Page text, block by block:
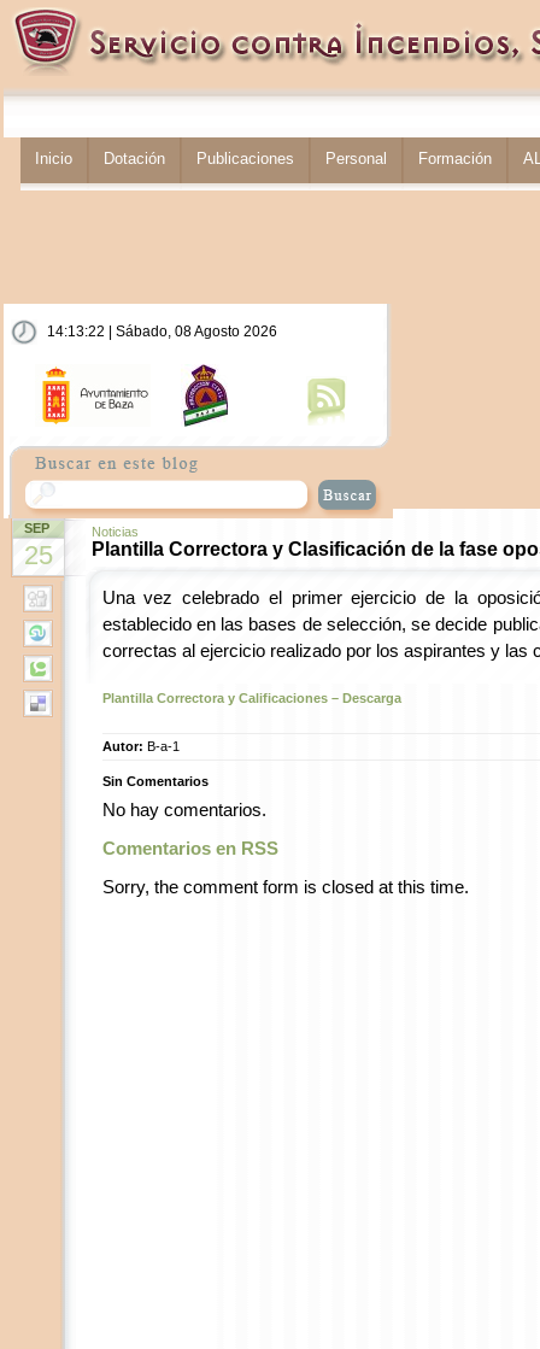
Inicio Dotación Publicaciones Personal Formación
14:13:22 | Sábado, 08 Agosto 2026
SEP
25
Noticias
Plantilla Correctora y Clasificación de la fase
Una vez celebrado el primer ejercicio de la
establecido en las bases de selección, se decide
correctas al ejercicio realizado por los aspirantes y las
Plantilla Correctora y Calificaciones – Descarga
Autor: B-a-1
Sin Comentarios
No hay comentarios.
Comentarios en RSS
Sorry, the comment form is closed at this time.